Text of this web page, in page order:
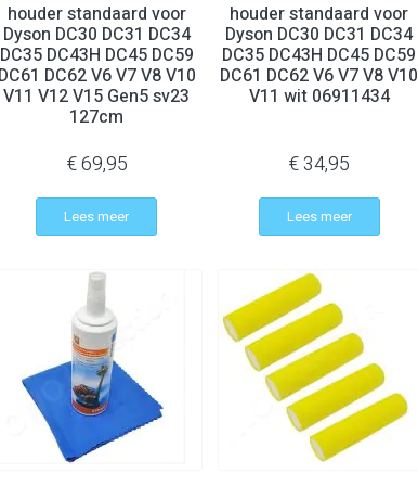
houder standaard voor
Dyson DC30 DC31 DC34
DC35 DC43H DC45 DC59
DC62 V6 V7 V8 V10
V11 V12 V15 Gen5 sv23
127cm
€ 69,95
Lees meer
houder standaard voor
Dyson DC30 DC31 DC34
DC35 DC43H DC45 DC59
DC61 DC62 V6 V7 V8 V10
V11 wit 06911434
€ 34,95
Lees meer